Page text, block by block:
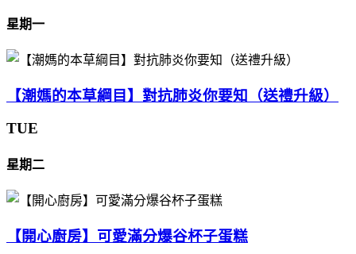
星期一
【潮媽的本草綱目】對抗肺炎你要知（送禮升級）
TUE
星期二
【開心廚房】可愛滿分爆谷杯子蛋糕